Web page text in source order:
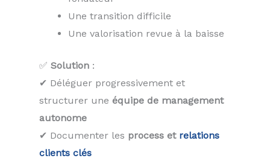
Une transition difficile
Une valorisation revue à la baisse
✅ Solution :
✔ Déléguer progressivement et
structurer une équipe de management
autonome
✔ Documenter les process et relations
clients clés